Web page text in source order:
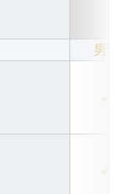
男性
✔
✔